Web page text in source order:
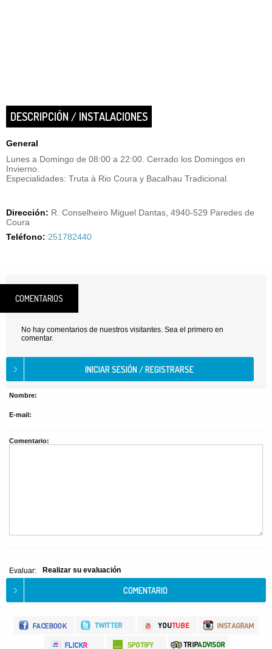
DESCRIPCIÓN / INSTALACIONES
General
Lunes a Domingo de 08:00 a 22:00. Cerrado los Domingos en
Invierno.
Especialidades: Truta à Rio Coura y Bacalhau Tradicional.
Dirección: R. Conselheiro Miguel Dantas, 4940-529 Paredes de
Coura
Teléfono: 251782440
COMENTARIOS
No hay comentarios de nuestros visitantes. Sea el primero en
comentar.
Nombre:
E-mail:
Comentario:
Evaluar: Realizar su evaluación